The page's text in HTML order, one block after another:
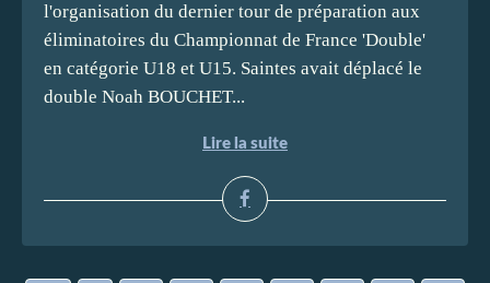
l'organisation du dernier tour de préparation aux
éliminatoires du Championnat de France 'Double'
en catégorie U18 et U15. Saintes avait déplacé le
double Noah BOUCHET...
Lire la suite